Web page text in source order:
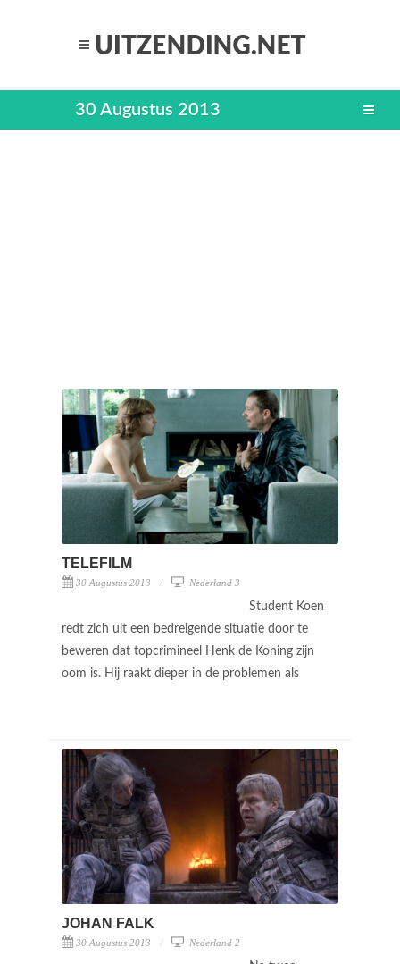
30 Augustus 2013
TELEFILM
30 Augustus 2013 Nederland 3
Student Koen
redt zich uit een bedreigende situatie door te
beweren dat topcrimineel Henk de Koning zijn
oom is. Hij raakt dieper in de problemen als
JOHAN FALK
30 Augustus 2013 Nederland 2